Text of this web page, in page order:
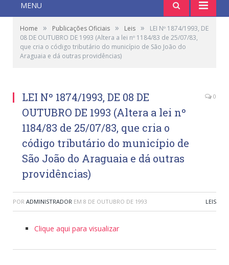
MENU
Home » Publicações Oficiais » Leis »
LEI Nº 1874/1993, DE
08 DE OUTUBRO DE 1993 (Altera a lei nº 1184/83 de 25/07/83,
que cria o código tributário do município de São João do
Araguaia e dá outras providências)
LEI Nº 1874/1993, DE 08 DE
OUTUBRO DE 1993 (Altera a lei nº
1184/83 de 25/07/83, que cria o
código tributário do município de
São João do Araguaia e dá outras
providências)
0
POR ADMINISTRADOR EM 8 DE OUTUBRO DE 1993 LEIS
Clique aqui para visualizar